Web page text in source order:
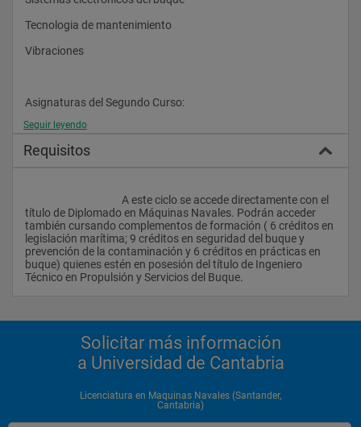
firme en astilleros, empresas navieras, explotaciones
portuarias, empresas industriales, o a través del ejercicio libre
de la profesión, la empresa privada y la Administración
Pública.
Exclusión de asignaturas de libre elección:
Estarán excluidas de libre elección las asignaturas de otros
alumno puede cursar en su plan.
de un determinado plan de estudios, por que sus contenidos
ya están cubiertos por las materias del propio plan.
Tecnologia de mantenimiento
Vibraciones
Asignaturas del Segundo Curso:
Calderas marinas
Evolucion de la propulsion naval
Motores de combustion interna
Practicas en buque
Seguridad maritima y prevencion de la contaminacion
Tecnicas energeticas en el buque
Asignaturas Optativas:
Seguir leyendo
Requisitos
título de Diplomado en Máquinas Navales. Podrán acceder
también cursando complementos de formación ( 6 créditos en
legislación marítima; 9 créditos en seguridad del buque y
prevención de la contaminación y 6 créditos en prácticas en
buque) quienes estén en posesión del título de Ingeniero
Técnico en Propulsión y Servicios del Buque.
Solicitar más información
a Universidad de Cantabria
Licenciatura en Maquinas Navales (Santander,
Cantabria)